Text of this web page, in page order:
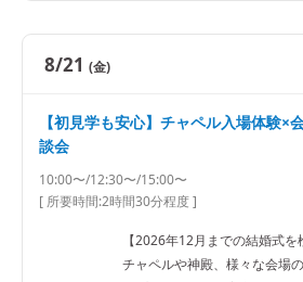
8/21 (金)
【初見学も安心】チャペル入場体験×
談会
10:00〜/12:30〜/15:00〜
[ 所要時間:2時間30分程度]
【2026年12月までの結婚式を
チャペルや神殿、様々な会場